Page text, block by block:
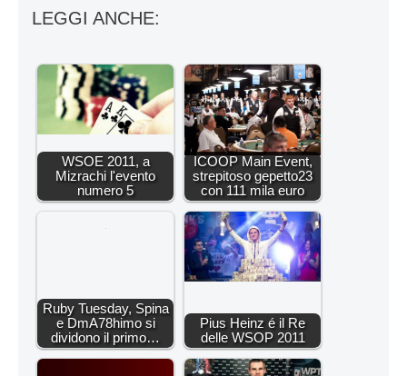
LEGGI ANCHE:
WSOE 2011, a
Mizrachi l'evento
numero 5
ICOOP Main Event,
strepitoso gepetto23
con 111 mila euro
Ruby Tuesday, Spina
e DmA78himo si
dividono il primo…
Pius Heinz é il Re
delle WSOP 2011